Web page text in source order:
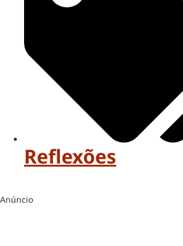
Reflexões
Anúncio